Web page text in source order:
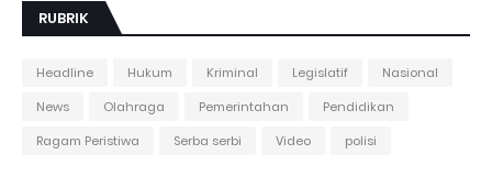
RUBRIK
Headline Hukum Kriminal Legislatif
Nasional
News
Olahraga Pemerintahan
Pendidikan
Ragam Peristiwa
Serba serbi Video polisi